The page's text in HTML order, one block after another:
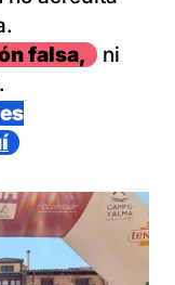
falsa,
ni